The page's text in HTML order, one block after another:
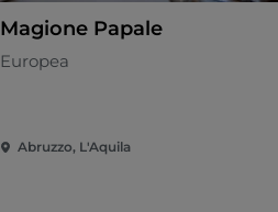
Magione Papale
Europea
Abruzzo, L'Aquila